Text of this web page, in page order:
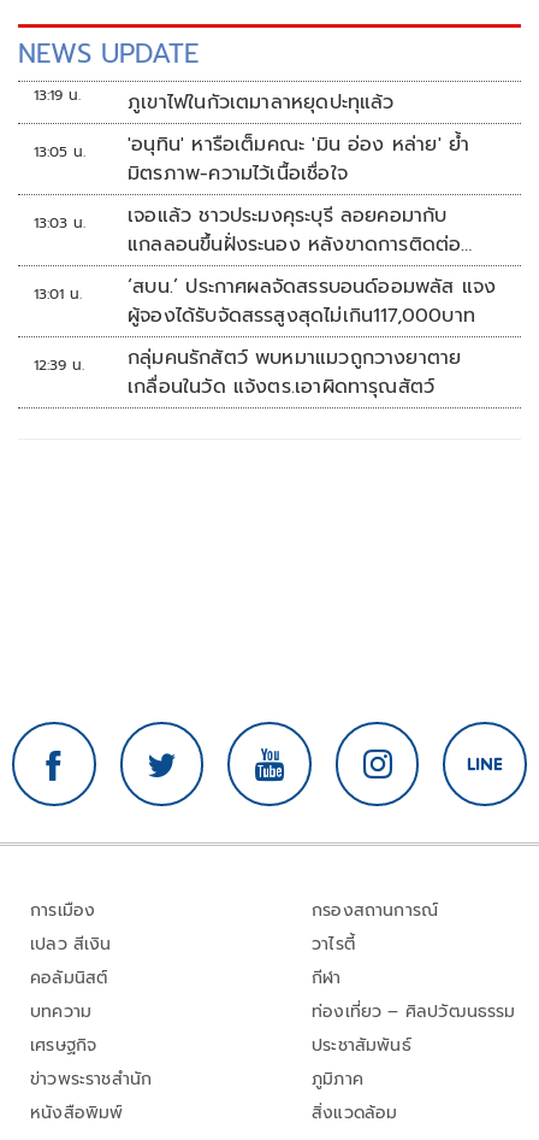
NEWS UPDATE
13:19 น. ภูเขาไฟในกัวเตมาลาหยุดปะทุแล้ว
13:05 น.
'อนุทิน' หารือเต็มคณะ 'มิน อ่อง หล่าย' ย้ำ
มิตรภาพ-ความไว้เนื้อเชื่อใจ
13:03 น.
เจอแล้ว ชาวประมงคุระบุรี ลอยคอมากับ
แกลลอนขึ้นฝั่งระนอง หลังขาดการติดต่อ
หลายวัน
13:01 น.
‘สบน.’ ประกาศผลจัดสรรบอนด์ออมพลัส แจง
ผู้จองได้รับจัดสรรสูงสุดไม่เกิน117,000บาท
12:39 น.
กลุ่มคนรักสัตว์ พบหมาแมวถูกวางยาตาย
เกลื่อนในวัด แจ้งตร.เอาผิดทารุณสัตว์
การเมือง
เปลว สีเงิน
คอลัมนิสต์
บทความ
เศรษฐกิจ
ข่าวพระราชสำนัก
หนังสือพิมพ์
กรองสถานการณ์
วาไรตี้
กีฬา
ท่องเที่ยว – ศิลปวัฒนธรรม
ประชาสัมพันธ์
ภูมิภาค
สิ่งแวดล้อม